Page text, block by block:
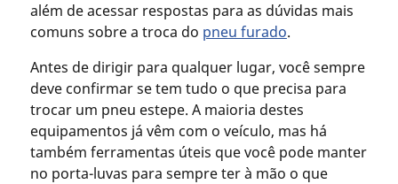
além de acessar respostas para as dúvidas mais
comuns sobre a troca do pneu furado.
Antes de dirigir para qualquer lugar, você sempre
deve confirmar se tem tudo o que precisa para
trocar um pneu estepe. A maioria destes
equipamentos já vêm com o veículo, mas há
também ferramentas úteis que você pode manter
no porta-luvas para sempre ter à mão o que